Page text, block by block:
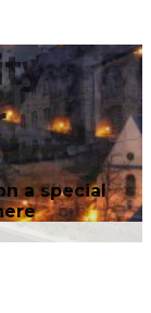
a special